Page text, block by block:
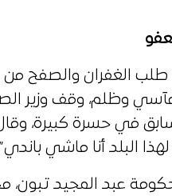
الغفران والصفح من
وظلم، وقف وزير
في حسرة كبيرة،
البلد أنا ماشي
عبد المجيد